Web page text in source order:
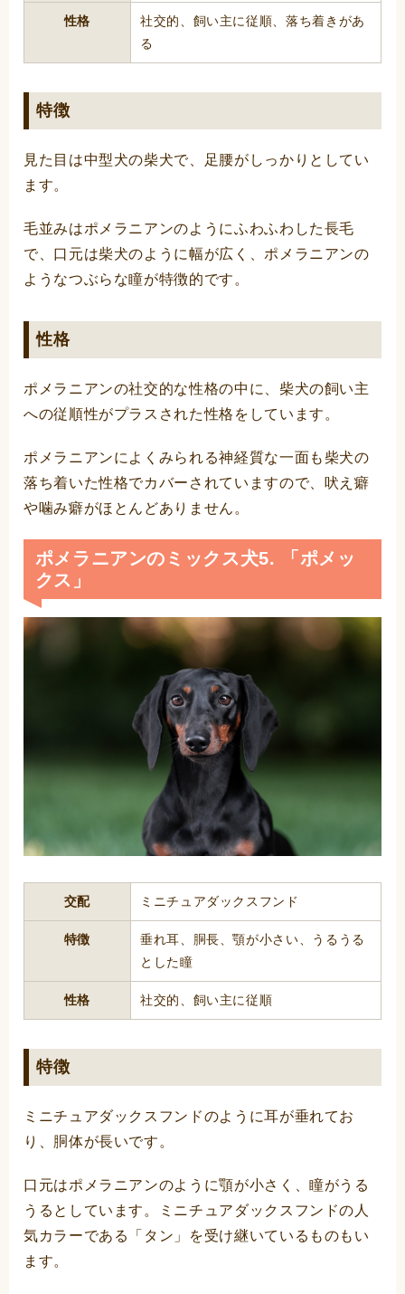
性格
社交的、飼い主に従順、落ち着きがあ
る
特徴
見た目は中型犬の柴犬で、足腰がしっかりとしてい
ます。
毛並みはポメラニアンのようにふわふわした長毛
で、口元は柴犬のように幅が広く、ポメラニアンの
ようなつぶらな瞳が特徴的です。
性格
ポメラニアンの社交的な性格の中に、柴犬の飼い主
への従順性がプラスされた性格をしています。
ポメラニアンによくみられる神経質な一面も柴犬の
落ち着いた性格でカバーされていますので、吠え癖
や噛み癖がほとんどありません。
ポメラニアンのミックス犬5. 「ポメッ
クス」
交配 ミニチュアダックスフンド
特徴
垂れ耳、胴長、顎が小さい、うるうる
とした瞳
性格 社交的、飼い主に従順
特徴
ミニチュアダックスフンドのように耳が垂れてお
り、胴体が長いです。
口元はポメラニアンのように顎が小さく、瞳がうる
うるとしています。ミニチュアダックスフンドの人
気カラーである「タン」を受け継いているものもい
ます。